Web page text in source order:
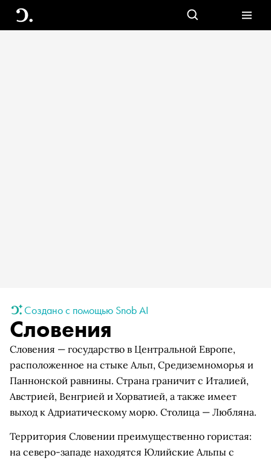
Создано с помощью Snob AI
Словения
Словения — государство в Центральной Европе,
расположенное на стыке Альп, Средиземноморья и
Паннонской равнины. Страна граничит с Италией,
Австрией, Венгрией и Хорватией, а также имеет
выход к Адриатическому морю. Столица — Любляна.
Территория Словении преимущественно гористая:
на северо-западе находятся Юлийские Альпы с